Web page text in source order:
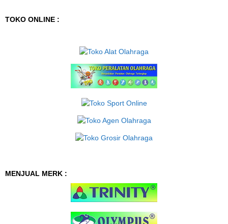
TOKO ONLINE :
MENJUAL MERK :